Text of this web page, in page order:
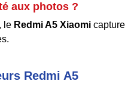
aux photos ?
le Redmi A5 Xiaomi capture
Redmi A5